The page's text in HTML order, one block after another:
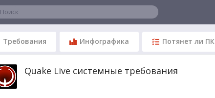
Поиск
Требования Инфографика Потянет ли ПК
Quake Live системные требования